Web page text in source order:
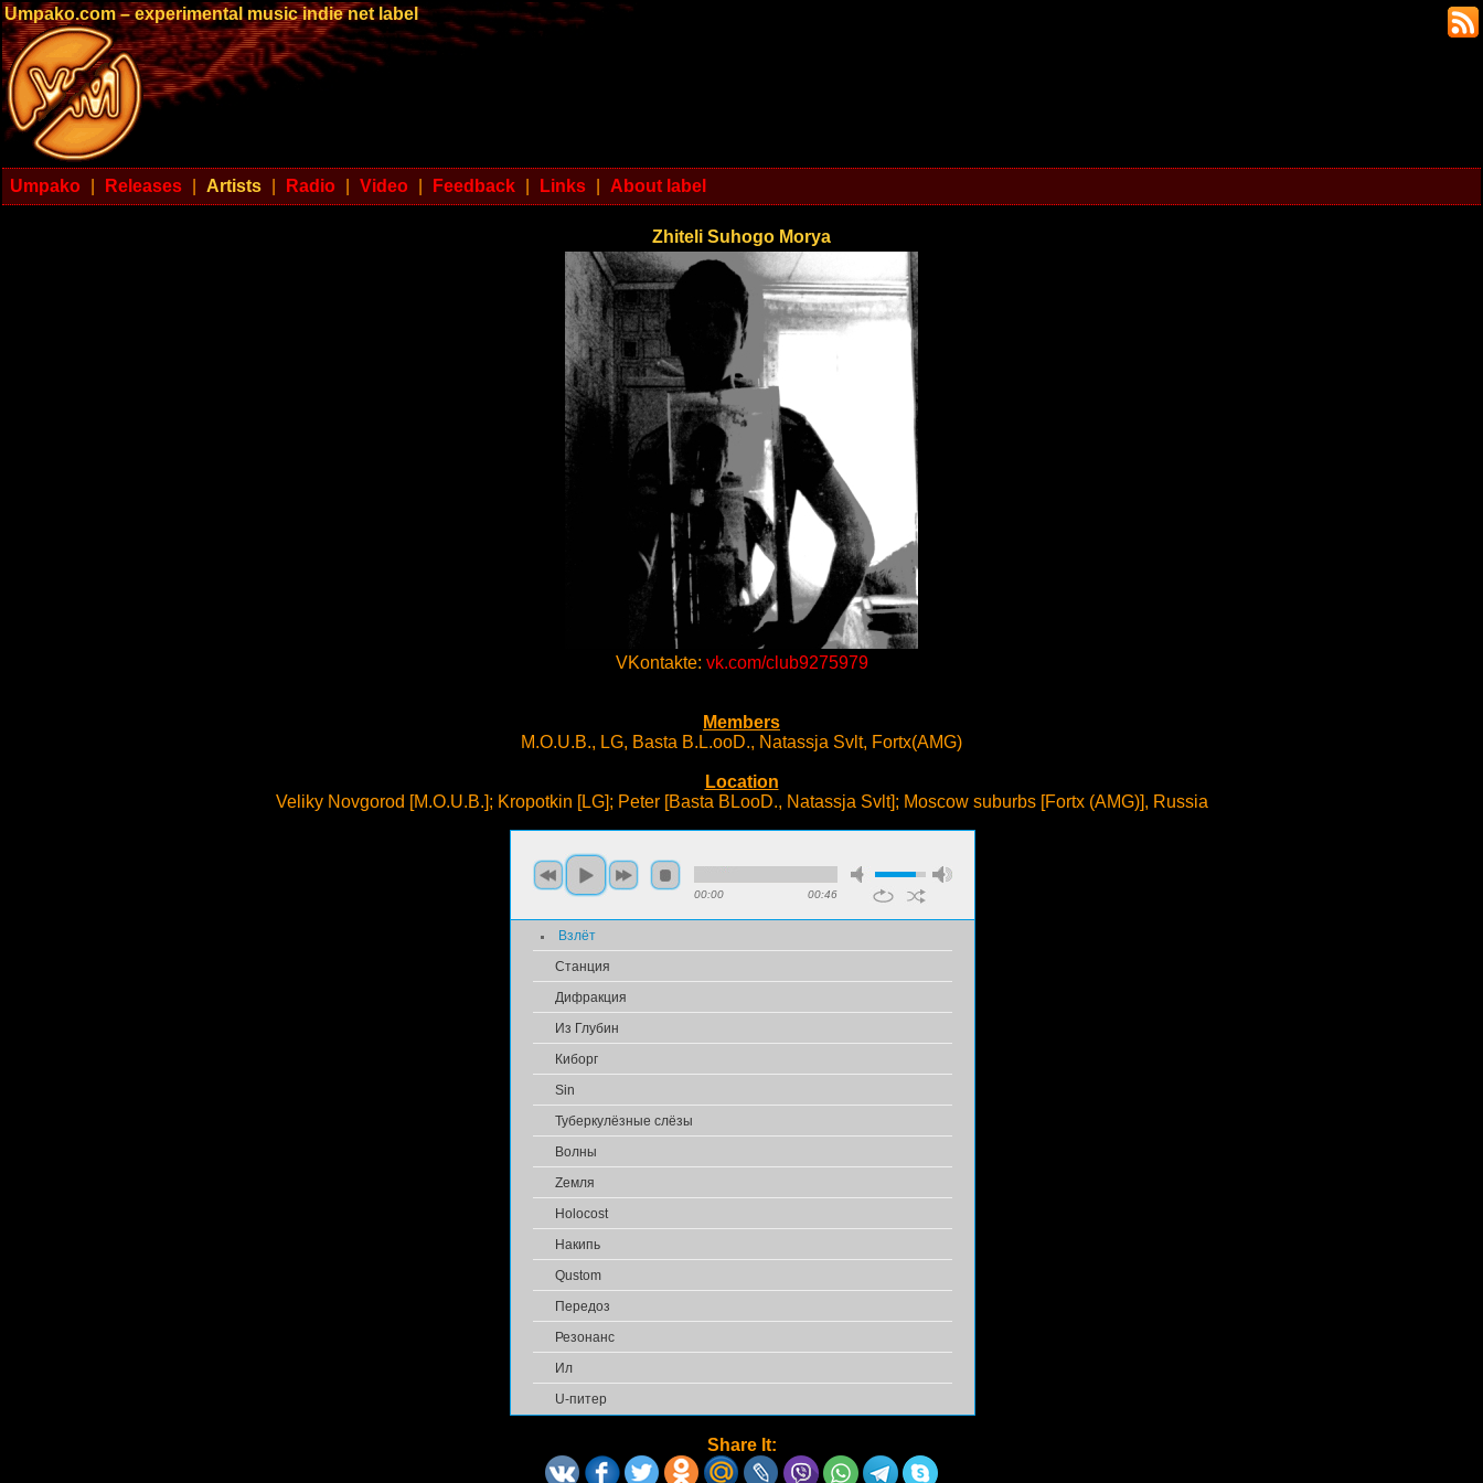
Umpako.com – experimental music indie net label
Umpako Releases Artists Radio Video Feedback Links About label
Zhiteli Suhogo Morya
VKontakte: vk.com/club9275979
Members
M.O.U.B., LG, Basta B.L.ooD., Natassja Svlt, Fortx(AMG)
Location
Veliky Novgorod [M.O.U.B.]; Kropotkin [LG]; Peter [Basta BLooD., Natassja Svlt]; Moscow suburbs [Fortx (AMG)], Russia
00:00 00:46
Взлёт
Станция
Дифракция
Из Глубин
Киборг
Sin
Туберкулёзные слёзы
Волны
Zемля
Holocost
Накипь
Qustom
Передоз
Резонанс
Ил
U-питер
Share It: